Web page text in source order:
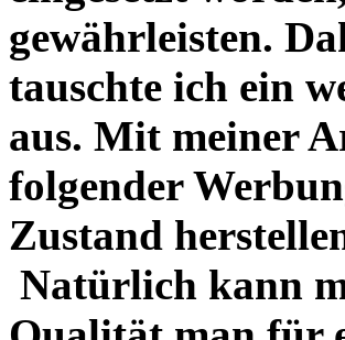
gewährleisten.
tauschte ich ein
aus. Mit meiner
folgender
Zustand
Natürlich kann